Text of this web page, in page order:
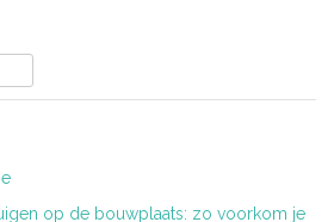
op de bouwplaats: zo voorkom je